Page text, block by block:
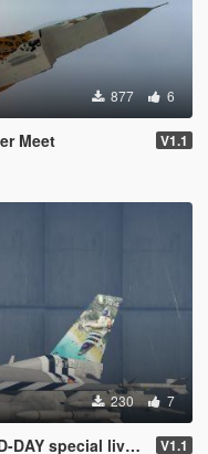
877 6
Meet V1.1
230 7
special livery V1.1